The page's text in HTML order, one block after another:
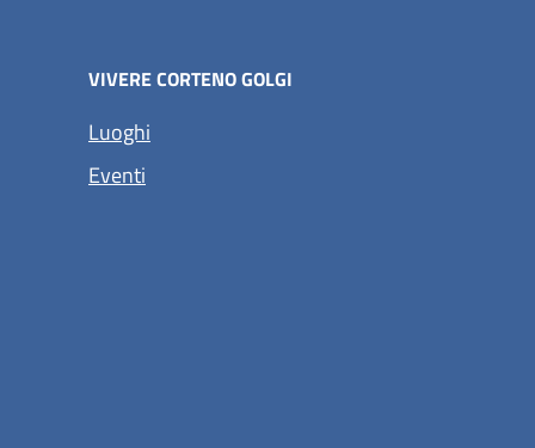
VIVERE CORTENO GOLGI
Luoghi
Eventi